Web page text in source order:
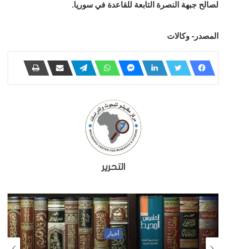
لصالح جبهة النصرة التابعة للقاعدة في سوريا.
المصدر- وكالات
التحرير
أخبار